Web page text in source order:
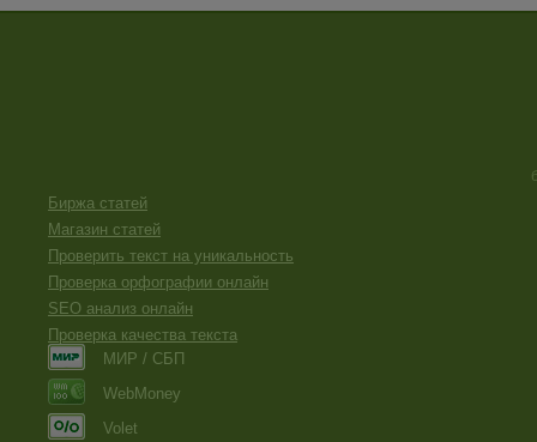
Биржа статей
Магазин статей
Проверить текст на уникальность
Проверка орфографии онлайн
SEO анализ онлайн
Проверка качества текста
МИР / СБП
WebMoney
Volet